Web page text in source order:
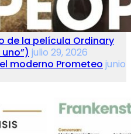
de la película Ordinary
julio 29, 2026
moderno Prometeo junio